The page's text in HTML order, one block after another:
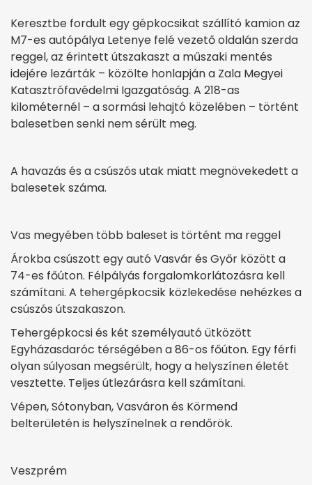
Keresztbe fordult egy gépkocsikat szállító kamion az
M7-es autópálya Letenye felé vezető oldalán szerda
reggel, az érintett útszakaszt a műszaki mentés
idejére lezárták – közölte honlapján a Zala Megyei
Katasztrófavédelmi Igazgatóság. A 218-as
kilométernél – a sormási lehajtó közelében – történt
balesetben senki nem sérült meg.
A havazás és a csúszós utak miatt megnövekedett a
balesetek száma.
Vas megyében több baleset is történt ma reggel
Árokba csúszott egy autó Vasvár és Győr között a
74-es főúton. Félpályás forgalomkorlátozásra kell
számítani. A tehergépkocsik közlekedése nehézkes a
csúszós útszakaszon.
Tehergépkocsi és két személyautó ütközött
Egyházasdaróc térségében a 86-os főúton. Egy férfi
olyan súlyosan megsérült, hogy a helyszínen életét
vesztette. Teljes útlezárásra kell számítani.
Vépen, Sótonyban, Vasváron és Körmend
belterületén is helyszínelnek a rendőrök.
Veszprém